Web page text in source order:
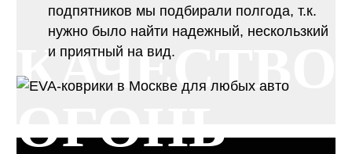
КАЧЕСТВО
ОГОНЬ
подпятников мы подбирали полгода, т.к.
нужно было найти надежный, нескользкий
и приятный на вид.